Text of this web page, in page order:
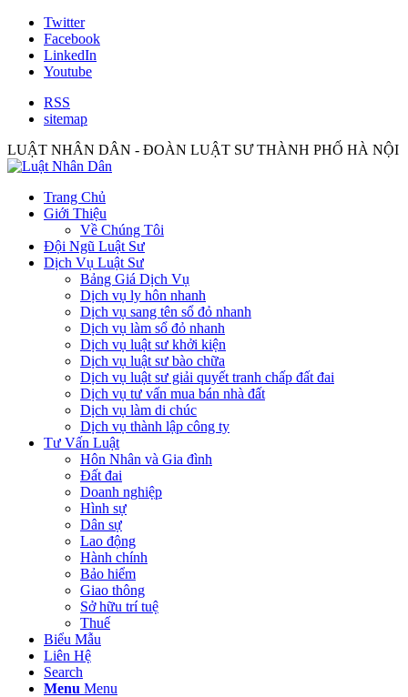
Twitter
Facebook
LinkedIn
Youtube
RSS
sitemap
LUẬT NHÂN DÂN - ĐOÀN LUẬT SƯ THÀNH PHỐ HÀ NỘI
Trang Chủ
Giới Thiệu
Về Chúng Tôi
Đội Ngũ Luật Sư
Dịch Vụ Luật Sư
Bảng Giá Dịch Vụ
Dịch vụ ly hôn nhanh
Dịch vụ sang tên sổ đỏ nhanh
Dịch vụ làm sổ đỏ nhanh
Dịch vụ luật sư khởi kiện
Dịch vụ luật sư bào chữa
Dịch vụ luật sư giải quyết tranh chấp đất đai
Dịch vụ tư vấn mua bán nhà đất
Dịch vụ làm di chúc
Dịch vụ thành lập công ty
Tư Vấn Luật
Hôn Nhân và Gia đình
Đất đai
Doanh nghiệp
Hình sự
Dân sự
Lao động
Hành chính
Bảo hiểm
Giao thông
Sở hữu trí tuệ
Thuế
Biểu Mẫu
Liên Hệ
Search
Menu Menu